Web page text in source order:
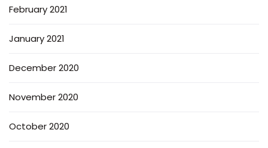
February 2021
January 2021
December 2020
November 2020
October 2020